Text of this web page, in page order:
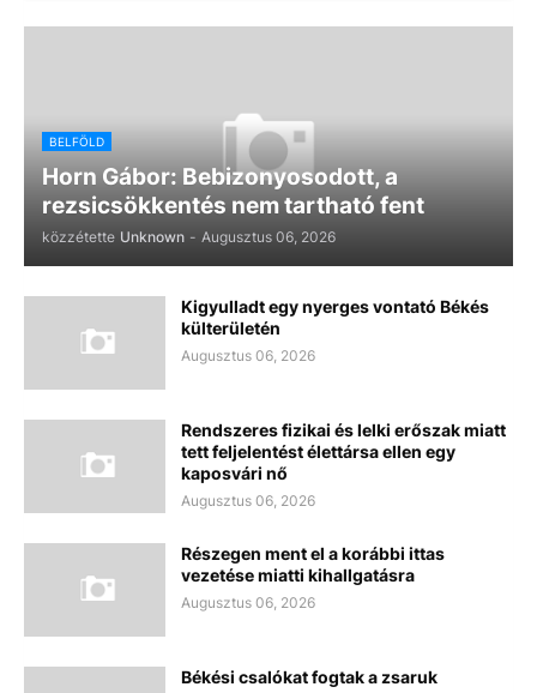
BELFÖLD
Horn Gábor: Bebizonyosodott, a
rezsicsökkentés nem tartható fent
közzétette Unknown - Augusztus 06, 2026
Kigyulladt egy nyerges vontató Békés
külterületén
Augusztus 06, 2026
Rendszeres fizikai és lelki erőszak miatt
tett feljelentést élettársa ellen egy
kaposvári nő
Augusztus 06, 2026
Részegen ment el a korábbi ittas
vezetése miatti kihallgatásra
Augusztus 06, 2026
Békési csalókat fogtak a zsaruk